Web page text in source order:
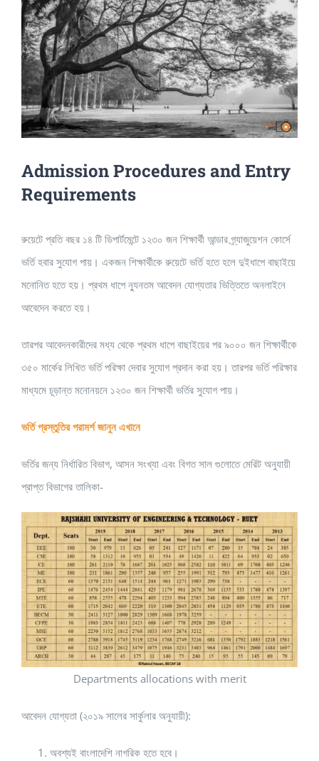
Admission Procedures and Entry
Requirements
রুয়েটে প্রতি বছর ১৪ টি ডিপার্টমেন্টে ১২৩০ জন শিক্ষার্থী আন্ডার গ্র্যাজুয়েশন কোর্সে
ভর্তি হবার সুযোগ পায়। একজন শিক্ষার্থীকে রুয়েটে ভর্তি হতে হলে দুইধাপে বাছাইয়ে
মনোনিত হতে হয়। প্রথম ধাপে ন্যুনতম আবেদন যোগ্যতার ভিত্তিতে অনলাইনে
আবেদেন করতে হয়।
তারপর আবেদনকারীদের মধ্য থেকে প্রথম ধাপে বাছাইয়ের পর ৯০০০ জন শিক্ষার্থীকে
৩৫০ মার্কের লিখিত ভর্তি পরিক্ষা দেবার সুযোগ প্রদান করা হয়। তারপর ভর্তি পরিক্ষার
মাধ্যমে চূড়ান্ত মনোনয়নে ১২৩০ জন শিক্ষার্থী ভর্তির সুযোগ পায়।
ভর্তি প্রস্তুতির পরামর্শ জানুন এখানে
ভর্তির জন্য নির্ধারিত বিভাগ, আসন সংখ্যা এবং বিগত সাল গুলোতে মেরিট অনুযায়ী
প্রাপ্ত বিভাগের তালিকা-
Departments allocations with merit
আবেদন যোগ্যতা (২০১৯ সালের সার্কুলার অনুযায়ী):
অবশ্যই বাংলাদেশি নাগরিক হতে হবে।